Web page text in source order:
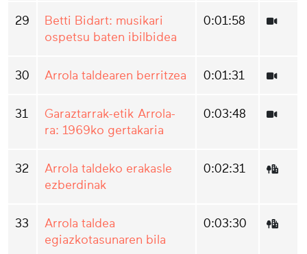
29
Betti Bidart: musikari
ospetsu baten ibilbidea
0:01:58
30 Arrola taldearen berritzea 0:01:31
31
Garaztarrak-etik Arrola-
ra: 1969ko gertakaria
0:03:48
32
Arrola taldeko erakasle
ezberdinak
0:02:31
33
Arrola taldea
egiazkotasunaren bila
0:03:30